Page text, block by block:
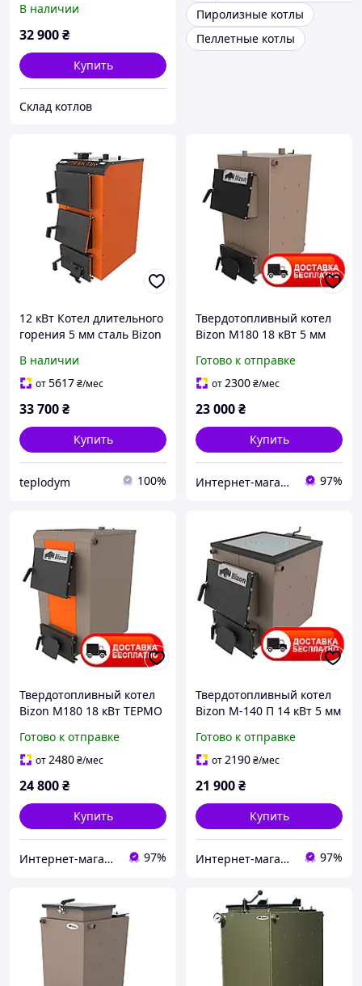
В наличии
32 900₴
Купить
Склад котлов
Пиролизные котлы
Пеллетные котлы
12 кВт Котел длительного
горения 5 мм сталь Bizon
В наличии
от5617₴/мес
33 700₴
Купить
teplodym 100%
Твердотопливный котел
Bizon М180 18 кВт 5 мм
Готово к отправке
от2300₴/мес
23 000₴
Купить
Интернет-магазин "Ochag" 97%
Твердотопливный котел
Bizon М180 18 кВт ТЕРМО
Готово к отправке
от2480₴/мес
24 800₴
Купить
Интернет-магазин "Ochag" 97%
Твердотопливный котел
Bizon М-140 П 14 кВт 5 мм
Готово к отправке
от2190₴/мес
21 900₴
Купить
Интернет-магазин "Ochag" 97%